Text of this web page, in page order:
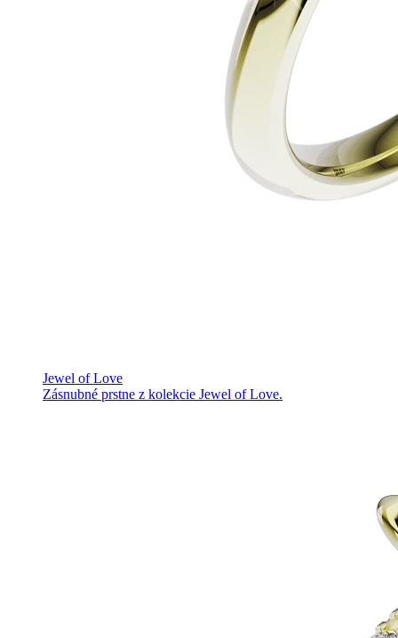
Jewel of Love
Zásnubné prstne z kolekcie Jewel of Love.